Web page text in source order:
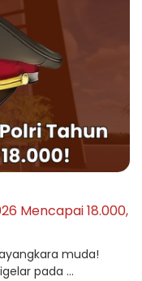
Mencapai 18.000,
muda!
pada ...